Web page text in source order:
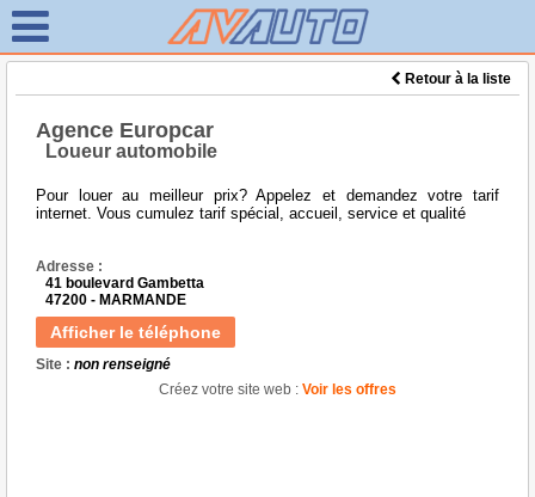
Retour à la liste
Agence Europcar
Loueur automobile
Pour louer au meilleur prix? Appelez et demandez votre tarif
internet. Vous cumulez tarif spécial, accueil, service et qualité
Adresse :
41 boulevard Gambetta
47200 - MARMANDE
Afficher le téléphone
Site : non renseigné
Créez votre site web : Voir les offres